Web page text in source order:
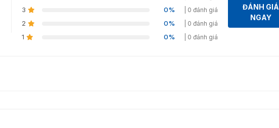
3 0% | 0 đánh giá
2 0% | 0 đánh giá
1 0% | 0 đánh giá
ĐÁNH GIÁ
NGAY